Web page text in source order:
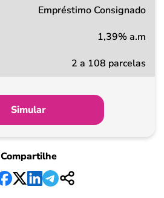
Empréstimo Consignado
1,39% a.m
2 a 108 parcelas
Simular
Compartilhe